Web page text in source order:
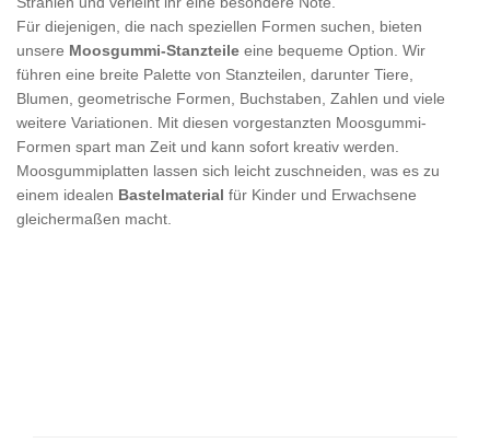
Für diejenigen, die nach speziellen Formen suchen, bieten
unsere Moosgummi-Stanzteile eine bequeme Option. Wir
führen eine breite Palette von Stanzteilen, darunter Tiere,
Blumen, geometrische Formen, Buchstaben, Zahlen und viele
weitere Variationen. Mit diesen vorgestanzten Moosgummi-
Formen spart man Zeit und kann sofort kreativ werden.
Moosgummiplatten lassen sich leicht zuschneiden, was es zu
einem idealen Bastelmaterial für Kinder und Erwachsene
gleichermaßen macht.